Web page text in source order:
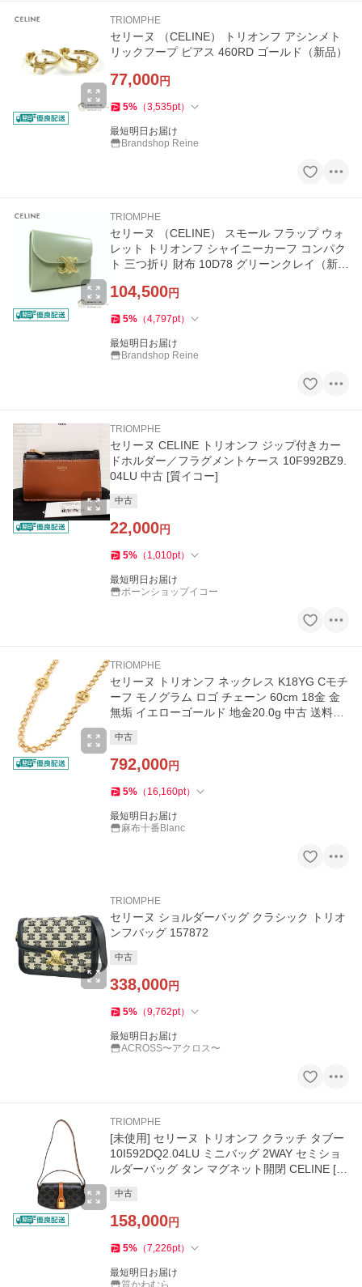
TRIOMPHE
セリーヌ （CELINE） トリオンフ アシンメト
リックフープ ピアス 460RD ゴールド（新品）
77,000円
5% （3,535pt）
最短明日お届け
Brandshop Reine
TRIOMPHE
セリーヌ （CELINE） スモール フラップ ウォ
レット トリオンフ シャイニーカーフ コンパク
ト 三つ折り 財布 10D78 グリーンクレイ（新
104,500円
5% （4,797pt）
最短明日お届け
Brandshop Reine
TRIOMPHE
セリーヌ CELINE トリオンフ ジップ付きカー
ドホルダー／フラグメントケース 10F992BZ9.
04LU 中古 [質イコー]
中古
22,000円
5% （ 1,010pt）
最短明日お届け
ポーンショップイコー
TRIOMPHE
セリーヌ トリオンフ ネックレス K18YG Cモチ
ーフ モノグラム ロゴ チェーン 60cm 18金 金
無垢 イエローゴールド 地金20.0g 中古 送料無
中古
792,000円
5% （ 16,160pt）
最短明日お届け
麻布十番Blanc
TRIOMPHE
セリーヌ ショルダーバッグ クラシック トリオ
ンフバッグ 157872
中古
338,000円
5% （9,762pt）
最短明日お届け
ACROSS〜アクロス〜
TRIOMPHE
[未使用] セリーヌ トリオンフ クラッチ タブー
10I592DQ2.04LU ミニバッグ 2WAY セミショ
ルダーバッグ タン マグネット開閉 CELINE [中
中古
158,000円
5% （7,226pt）
最短明日お届け
質かわむら